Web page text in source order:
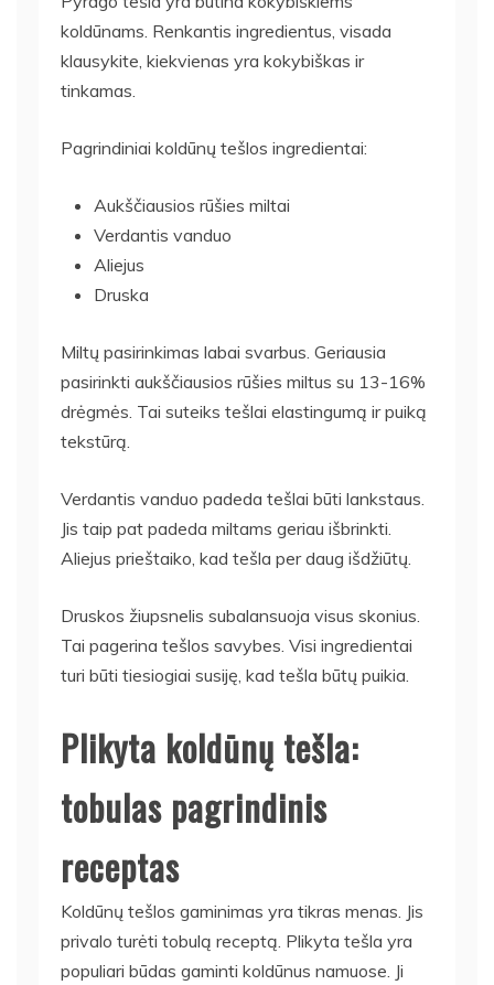
koldūnams. Renkantis ingredientus, visada
klausykite, kiekvienas yra kokybiškas ir
tinkamas.
Pagrindiniai koldūnų tešlos ingredientai:
Aukščiausios rūšies miltai
Verdantis vanduo
Aliejus
Druska
Miltų pasirinkimas labai svarbus. Geriausia
pasirinkti aukščiausios rūšies miltus su 13-16%
drėgmės. Tai suteiks tešlai elastingumą ir puiką
tekstūrą.
Verdantis vanduo padeda tešlai būti lankstaus.
Jis taip pat padeda miltams geriau išbrinkti.
Aliejus prieštaiko, kad tešla per daug išdžiūtų.
Druskos žiupsnelis subalansuoja visus skonius.
Tai pagerina tešlos savybes. Visi ingredientai
turi būti tiesiogiai susiję, kad tešla būtų puikia.
Plikyta koldūnų tešla:
tobulas pagrindinis
receptas
Koldūnų tešlos gaminimas yra tikras menas. Jis
privalo turėti tobulą receptą. Plikyta tešla yra
populiari būdas gaminti koldūnus namuose. Ji